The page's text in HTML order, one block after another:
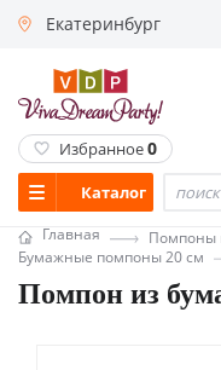
Екатеринбург
Каталог
Избранное0
Главная
Помпоны
Бумажные помпоны 20 см
Помпон из